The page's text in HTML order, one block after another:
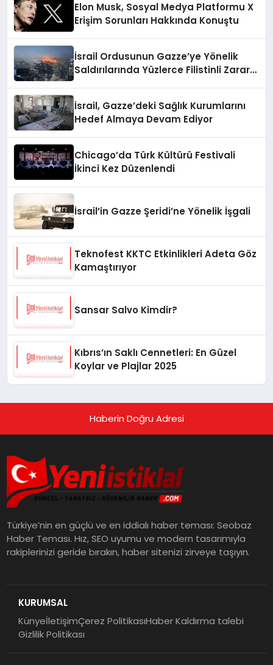
Elon Musk, Sosyal Medya Platformu X
Erişim Sorunları Hakkında Konuştu
İsrail Ordusunun Gazze’ye Yönelik
Saldırılarında Yüzlerce Filistinli Zarar
İsrail, Gazze’deki Sağlık Kurumlarını
Hedef Almaya Devam Ediyor
Chicago’da Türk Kültürü Festivali
İkinci Kez Düzenlendi
İsrail’in Gazze Şeridi’ne Yönelik İşgali
Teknofest KKTC Etkinlikleri Adeta Göz
Kamaştırıyor
Sansar Salvo Kimdir?
Kıbrıs’ın Saklı Cennetleri: En Güzel
Koylar ve Plajlar 2025
Haberin Doğru Adresi
Türkiye’nin en güçlü ve en iddialı haber teması: Seobaz
Haber Teması. Hız, SEO uyumu ve modern tasarımıyla
rakiplerinizi geride bırakın, haber sitenizi zirveye taşıyın.
KURUMSAL
KünyeİletişimÇerez PolitikasıHaber Kaldırma talebi
Gizlilik Politikası